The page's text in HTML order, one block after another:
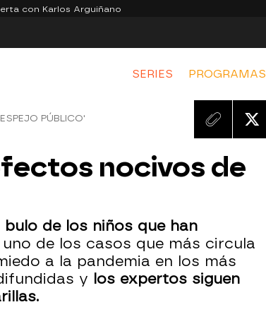
con Karlos Arguiñano
SERIES PROGRAMAS
PÚBLICO'
nocivos de
de los niños que han
uno de los casos que más circula
a la pandemia en los más
y los expertos siguen